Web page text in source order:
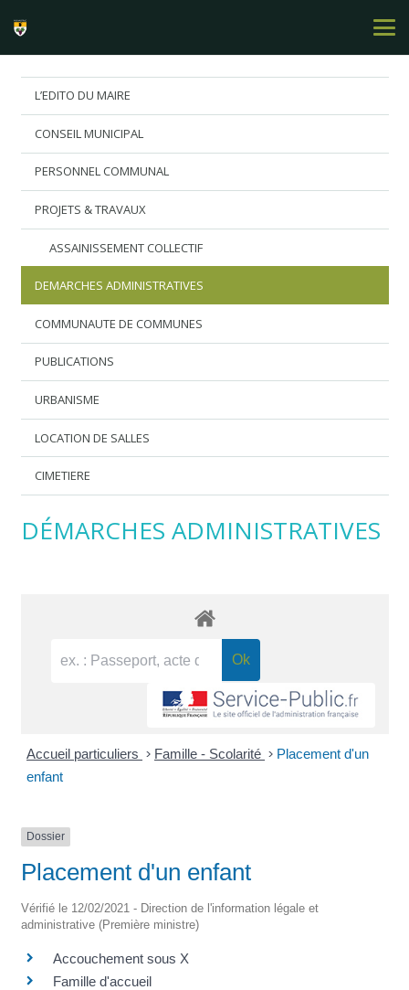
L’EDITO DU MAIRE
CONSEIL MUNICIPAL
PERSONNEL COMMUNAL
PROJETS & TRAVAUX
ASSAINISSEMENT COLLECTIF
DEMARCHES ADMINISTRATIVES
COMMUNAUTE DE COMMUNES
PUBLICATIONS
URBANISME
LOCATION DE SALLES
CIMETIERE
DÉMARCHES ADMINISTRATIVES
Accueil particuliers > Famille - Scolarité > Placement d'un
enfant
Dossier
Placement d'un enfant
Vérifié le 12/02/2021 - Direction de l'information légale et
administrative (Première ministre)
Accouchement sous X
Famille d'accueil